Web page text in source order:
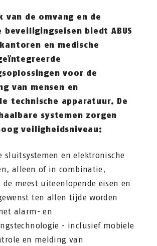
van de omvang en de
beveiligingseisen biedt ABUS
en medische
voor de
van mensen en
technische apparatuur. De
systemen zorgen
veiligheidsniveau:
sluitsystemen en elektronische
alleen of in combinatie,
meest uiteenlopende eisen en
ten allen tijde worden
alarm- en
- inclusief mobiele
en melding van